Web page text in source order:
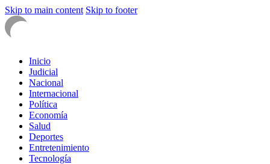
Skip to main content Skip to footer
Inicio
Judicial
Nacional
Internacional
Política
Economía
Salud
Deportes
Entretenimiento
Tecnología